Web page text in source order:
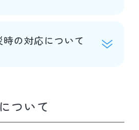
時の対応について
ついて